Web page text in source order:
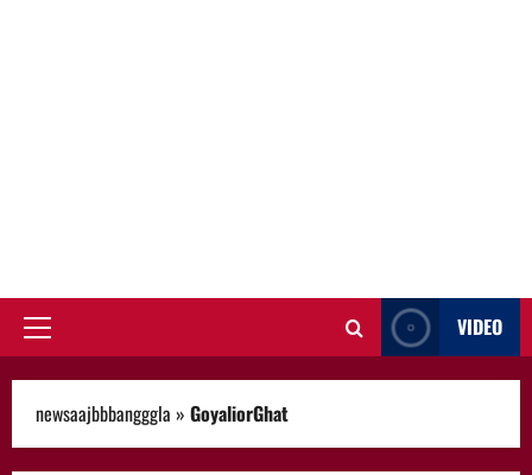
Primary
VIDEO
newsaajbbbangggla » GoyaliorGhat